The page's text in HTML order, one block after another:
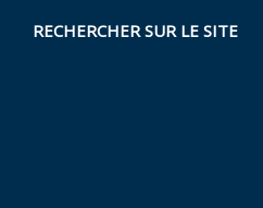
RECHERCHER SUR LE SITE